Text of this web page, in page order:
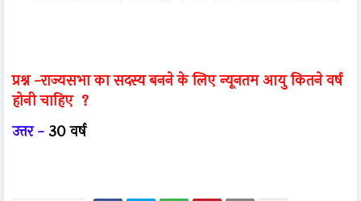
प्रश्न -राज्यसभा का सदस्य बनने के लिए न्यूनतम आयु कितने वर्ष
होनी चाहिए ?
उत्तर - 30 वर्ष